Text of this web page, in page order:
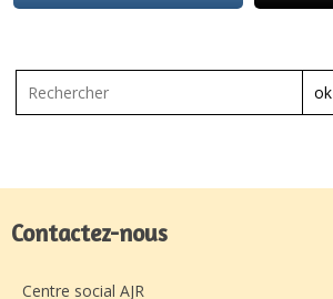
ok
Contactez-nous
Centre social AJR